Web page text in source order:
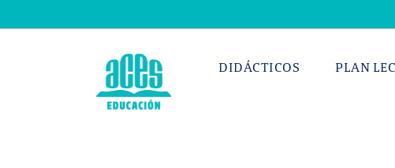
al
DIDÁCTICOS PLAN